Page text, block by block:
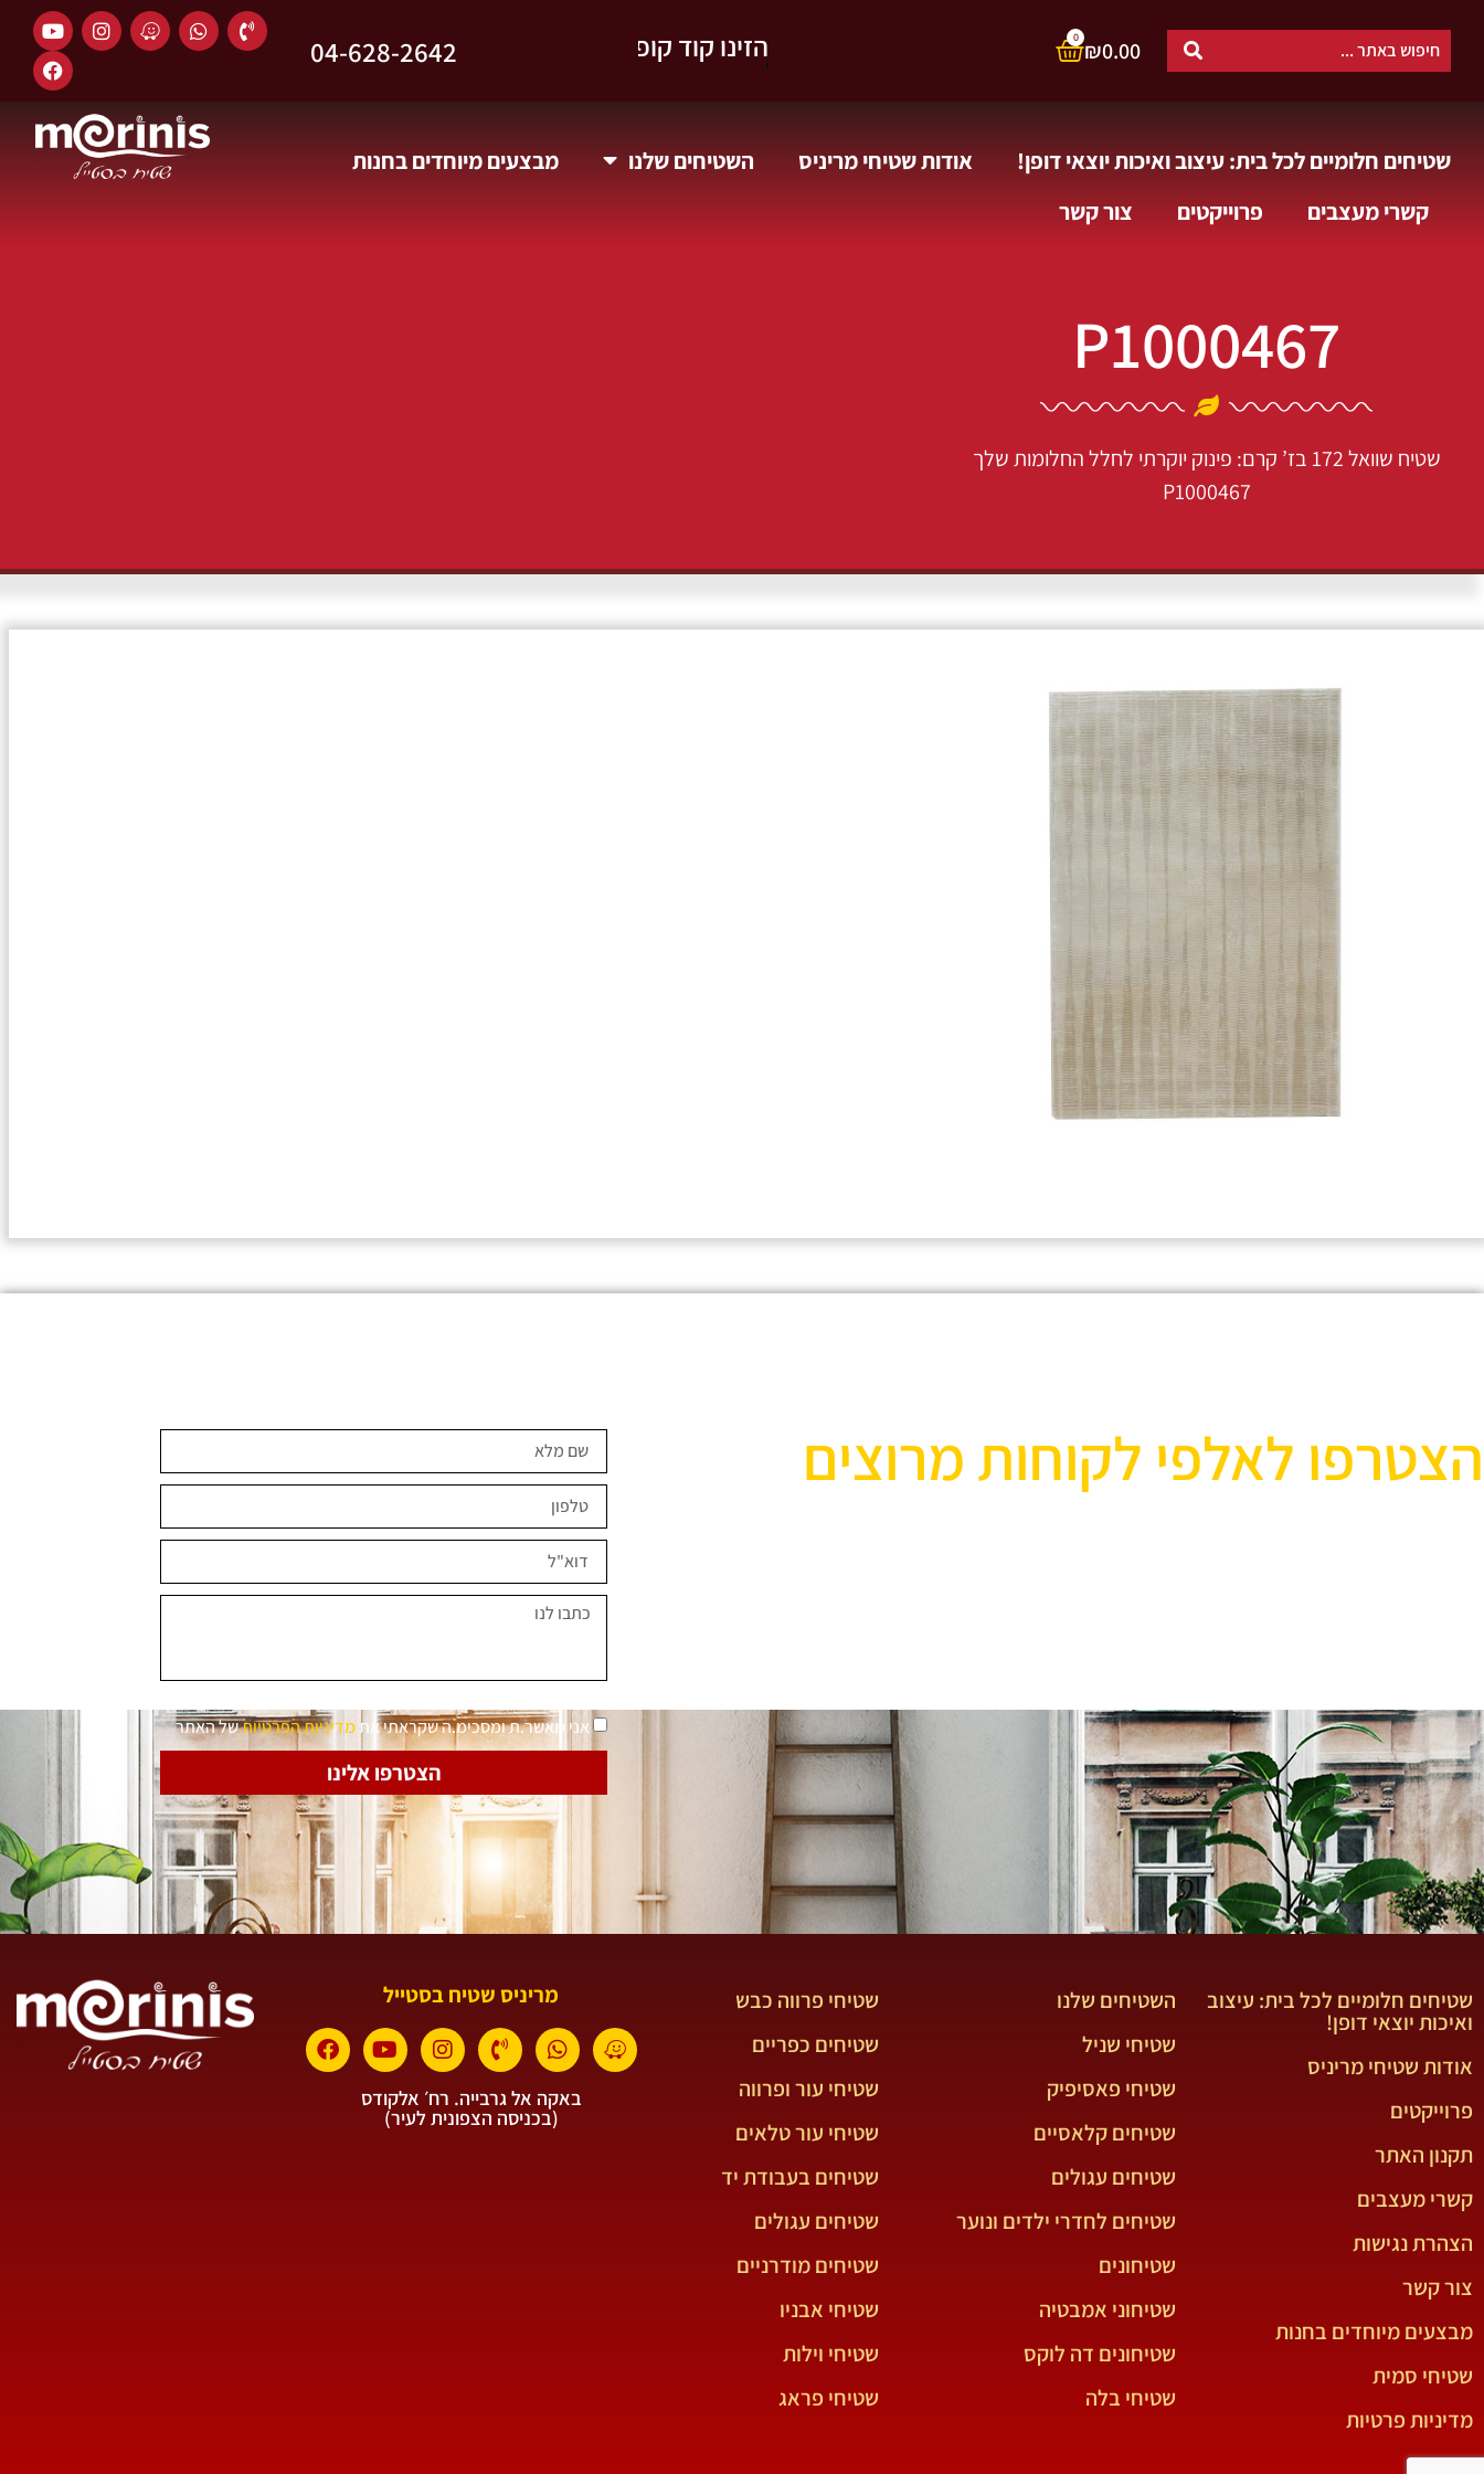
₪0.00
0 וקבלו 10% הנחה. 04-628-2642
שטיחים חלומיים לכל בית: עיצוב ואיכות יוצאי דופן! אודות שטיחי מריניס השטיחים שלנו
מבצעים מיוחדים בחנות
קשרי מעצבים
פרוייקטים צור קשר
P1000467
שטיח שוואל 172 בז’ קרם: פינוק יוקרתי לחלל החלומות שלך
P1000467
הצטרפו לאלפי לקוחות מרוצים
אני מאשר.ת ומסכימ.ה שקראתי את מדיניות הפרטיותשל האתר
הצטרפו אלינו
שטיחים חלומיים לכל בית: עיצוב
ואיכות יוצאי דופן!
אודות שטיחי מריניס
פרוייקטים
תקנון האתר
קשרי מעצבים
הצהרת נגישות
צור קשר
מבצעים מיוחדים בחנות
שטיחי סמית
מדיניות פרטיות
השטיחים שלנו
שטיחי שניל
שטיחי פאסיפיק
שטיחים קלאסיים
שטיחים עגולים
שטיחים לחדרי ילדים ונוער
שטיחונים
שטיחוני אמבטיה
שטיחונים דה לוקס
שטיחי בלה
שטיחי פרווה כבש
שטיחים כפריים
שטיחי עור ופרווה
שטיחי עור טלאים
שטיחים בעבודת יד
שטיחים עגולים
שטיחים מודרניים
שטיחי אבניו
שטיחי וילות
שטיחי פראג
מריניס שטיח בסטייל
באקה אל גרבייה. רח׳ אלקודס
(בכניסה הצפונית לעיר)